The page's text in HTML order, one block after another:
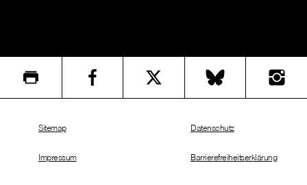
Sitemap
Impressum
Datenschutz
Barrierefreiheitserklärung